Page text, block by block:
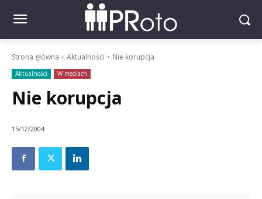
Strona główna Aktualności Nie korupcja
Aktualności W mediach
Nie korupcja
15/12/2004